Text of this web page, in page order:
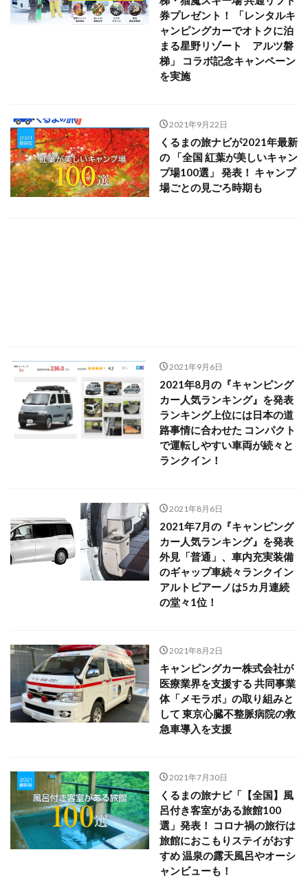
券プレゼント！ 「レンタルキ
ャンピングカーでオトクに泊
まる星野リゾート アルツ磐
梯」 コラボ記念キャンペーン
を実施
2021年9月22日
くるまの旅ナビが2021年最新
の 「全国 紅葉が美しいキャン
プ場100選」 発表！ キャンプ
場ごとの見ごろ時期も
2021年9月6日
2021年8月の『キャンピング
カー人気ランキング』を発表
ランキング上位には日本の道
路事情に合わせた コンパクト
で運転しやすい車両が続々と
ランクイン！
2021年8月6日
2021年7月の『キャンピング
カー人気ランキング』を発表
外見「普通」、車内充実装備
のギャップ車続々ランクイン
アルトピアーノは5カ月連続
の堂々1位！
2021年8月2日
キャンピングカー株式会社が
医療業界を支援する 共同事業
体「メモラボ」の取り組みと
して 東京心臓不整脈病院の救
急車導入を支援
2021年7月30日
くるまの旅ナビ「【全国】風
呂付き客室がある旅館100
選」発表！ コロナ禍の旅行は
旅館におこもりステイがおす
すめ 温泉の露天風呂やオーシ
ャンビューも！